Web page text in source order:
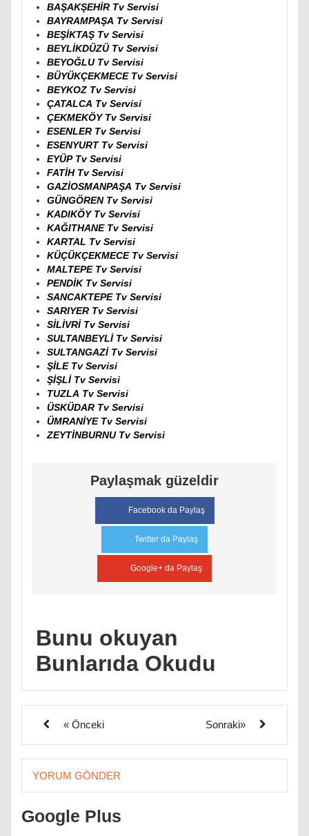
BAŞAKŞEHİR Tv Servisi
BAYRAMPAŞA Tv Servisi
BEŞİKTAŞ Tv Servisi
BEYLİKDÜZÜ Tv Servisi
BEYOĞLU Tv Servisi
BÜYÜKÇEKMECE Tv Servisi
BEYKOZ Tv Servisi
ÇATALCA Tv Servisi
ÇEKMEKÖY Tv Servisi
ESENLER Tv Servisi
ESENYURT Tv Servisi
EYÜP Tv Servisi
FATİH Tv Servisi
GAZİOSMANPAŞA Tv Servisi
GÜNGÖREN Tv Servisi
KADIKÖY Tv Servisi
KAĞITHANE Tv Servisi
KARTAL Tv Servisi
KÜÇÜKÇEKMECE Tv Servisi
MALTEPE Tv Servisi
PENDİK Tv Servisi
SANCAKTEPE Tv Servisi
SARIYER Tv Servisi
SİLİVRİ Tv Servisi
SULTANBEYLİ Tv Servisi
SULTANGAZİ Tv Servisi
ŞİLE Tv Servisi
ŞİŞLİ Tv Servisi
TUZLA Tv Servisi
ÜSKÜDAR Tv Servisi
ÜMRANİYE Tv Servisi
ZEYTİNBURNU Tv Servisi
Paylaşmak güzeldir
Facebook da Paylaş
Twitter da Paylaş
Google+ da Paylaş
Bunu okuyan
Bunlarıda Okudu
« Önceki Sonraki»
YORUM GÖNDER
Google Plus